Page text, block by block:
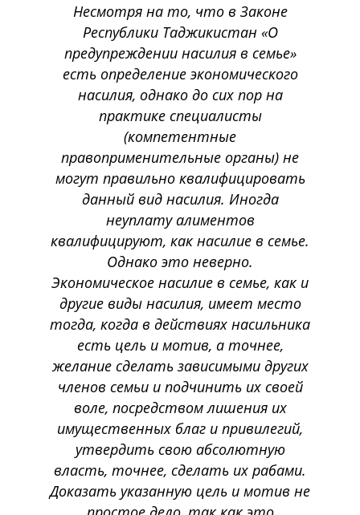
Несмотря на то, что в Законе
Республики Таджикистан «О
предупреждении насилия в семье»
есть определение экономического
насилия, однако до сих пор на
практике специалисты
(компетентные
правоприменительные органы) не
могут правильно квалифицировать
данный вид насилия. Иногда
неуплату алиментов
квалифицируют, как насилие в семье.
Однако это неверно.
Экономическое насилие в семье, как и
другие виды насилия, имеет место
тогда, когда в действиях насильника
есть цель и мотив, а точнее,
желание сделать зависимыми других
членов семьи и подчинить их своей
воле, посредством лишения их
имущественных благ и привилегий,
утвердить свою абсолютную
власть, точнее, сделать их рабами.
Доказать указанную цель и мотив не